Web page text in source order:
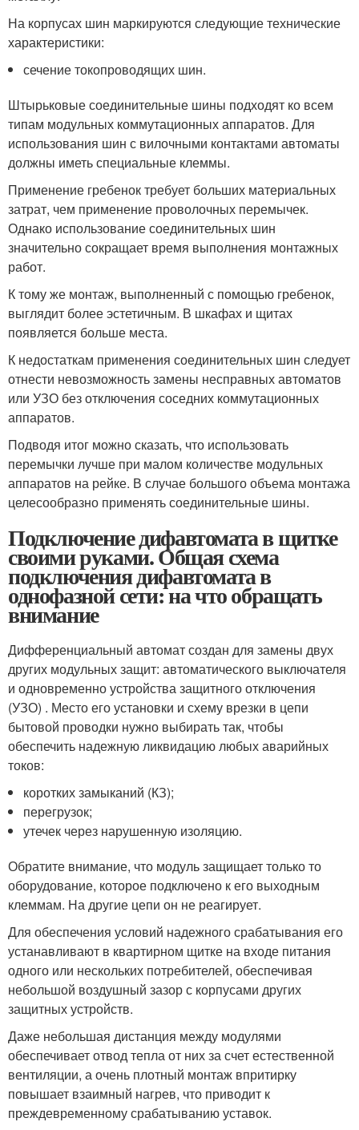
На корпусах шин маркируются следующие технические
характеристики:
сечение токопроводящих шин.
Штырьковые соединительные шины подходят ко всем
типам модульных коммутационных аппаратов. Для
использования шин с вилочными контактами автоматы
должны иметь специальные клеммы.
Применение гребенок требует больших материальных
затрат, чем применение проволочных перемычек.
Однако использование соединительных шин
значительно сокращает время выполнения монтажных
работ.
К тому же монтаж, выполненный с помощью гребенок,
выглядит более эстетичным. В шкафах и щитах
появляется больше места.
К недостаткам применения соединительных шин следует
отнести невозможность замены несправных автоматов
или УЗО без отключения соседних коммутационных
аппаратов.
Подводя итог можно сказать, что использовать
перемычки лучше при малом количестве модульных
аппаратов на рейке. В случае большого объема монтажа
целесообразно применять соединительные шины.
Подключение дифавтомата в щитке
своими руками. Общая схема
подключения дифавтомата в
однофазной сети: на что обращать
внимание
Дифференциальный автомат создан для замены двух
других модульных защит: автоматического выключателя
и одновременно устройства защитного отключения
(УЗО) . Место его установки и схему врезки в цепи
бытовой проводки нужно выбирать так, чтобы
обеспечить надежную ликвидацию любых аварийных
токов:
коротких замыканий (КЗ);
перегрузок;
утечек через нарушенную изоляцию.
Обратите внимание, что модуль защищает только то
оборудование, которое подключено к его выходным
клеммам. На другие цепи он не реагирует.
Для обеспечения условий надежного срабатывания его
устанавливают в квартирном щитке на входе питания
одного или нескольких потребителей, обеспечивая
небольшой воздушный зазор с корпусами других
защитных устройств.
Даже небольшая дистанция между модулями
обеспечивает отвод тепла от них за счет естественной
вентиляции, а очень плотный монтаж впритирку
повышает взаимный нагрев, что приводит к
преждевременному срабатыванию уставок.